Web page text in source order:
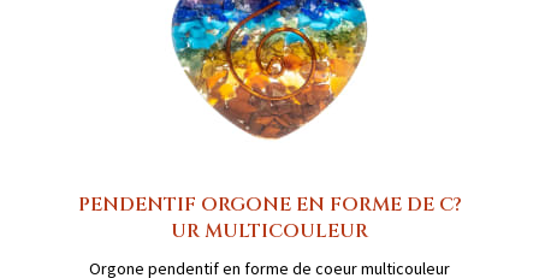
PENDENTIF ORGONE EN FORME DE C?
UR MULTICOULEUR
Orgone pendentif en forme de coeur multicouleur